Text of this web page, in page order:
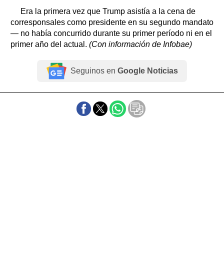
Era la primera vez que Trump asistía a la cena de
corresponsales como presidente en su segundo mandato
— no había concurrido durante su primer período ni en el
primer año del actual. (Con información de Infobae)
Seguinos en Google Noticias